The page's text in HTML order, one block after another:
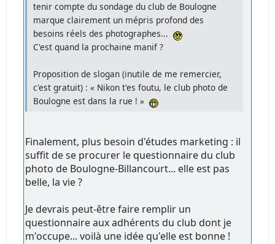
tenir compte du sondage du club de Boulogne
marque clairement un mépris profond des
besoins réels des photographes...
C'est quand la prochaine manif ?
Proposition de slogan (inutile de me remercier,
c'est gratuit) : « Nikon t'es foutu, le club photo de
Boulogne est dans la rue ! »
Finalement, plus besoin d'études marketing : il
suffit de se procurer le questionnaire du club
photo de Boulogne-Billancourt... elle est pas
belle, la vie ?
Je devrais peut-être faire remplir un
questionnaire aux adhérents du club dont je
m'occupe... voilà une idée qu'elle est bonne !